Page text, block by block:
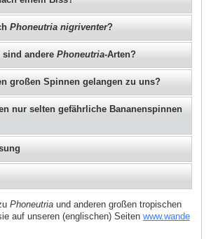
Phoneutria nigriventer?
sind anderePhoneutria-Arten?
großen Spinnen gelangen zu uns?
nur selten gefährliche Bananenspinnen
Phoneutria und anderen großen tropischen
auf unseren (englischen) Seiten www.wande